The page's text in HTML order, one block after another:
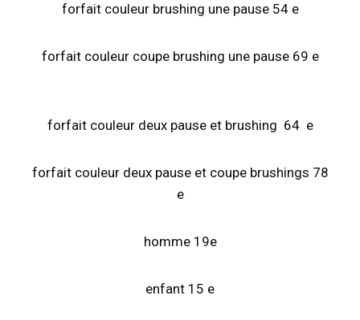
forfait couleur brushing une pause 54 e
forfait couleur coupe brushing une pause 69 e
forfait couleur deux pause et brushing 64 e
forfait couleur deux pause et coupe brushings 78
e
homme 19e
enfant 15 e